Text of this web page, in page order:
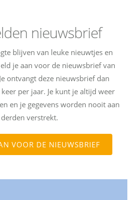
nieuwsbrief
blijven van leuke nieuwtjes en
je aan voor de nieuwsbrief van
ontvangt deze nieuwsbrief dan
per jaar. Je kunt je altijd weer
en je gegevens worden nooit aan
derden verstrekt.
VOOR DE NIEUWSBRIEF